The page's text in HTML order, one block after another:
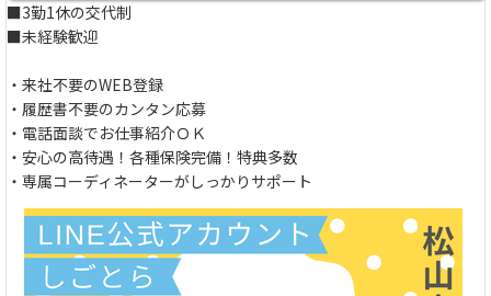
■3勤1休の交代制
■未経験歓迎
・来社不要のWEB登録
・履歴書不要のカンタン応募
・電話面談でお仕事紹介ＯＫ
・安心の高待遇！各種保険完備！特典多数
・専属コーディネーターがしっかりサポート